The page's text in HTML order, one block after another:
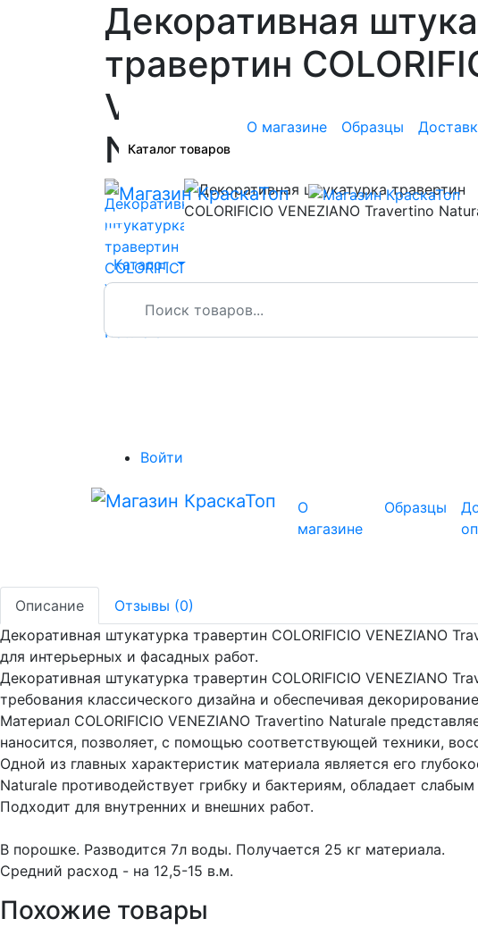
Каталог товаров
О магазине Образцы
☰
Каталог
Войти
О
магазине
Образцы
Декоративная
травертин
VENEZIANO Travertino
Naturale
Описание
Отзывы (0)
Декоративная штукатурка травертин COLORIFICIO VENEZIANO
для интерьерных и фасадных работ.
Декоративная штукатурка травертин COLORIFICIO VENEZIANO
требования классического дизайна и обеспечивая
Материал COLORIFICIO VENEZIANO Travertino Naturale
наносится, позволяет, с помощью соответствующей техники,
Одной из главных характеристик материала является его
Naturale противодействует грибку и бактериям, обладает
Подходит для внутренних и внешних работ.
В порошке. Разводится 7л воды. Получается 25 кг материала.
Средний расход - на 12,5-15 в.м.
Похожие товары